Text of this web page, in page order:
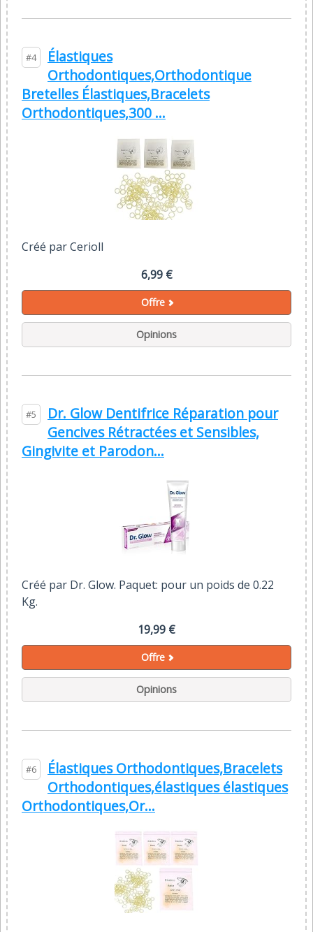
#4
Élastiques
Orthodontiques,Orthodontique
Bretelles Élastiques,Bracelets
Orthodontiques,300 ...
Créé par Cerioll
6,99 €
Offre
Opinions
#5
Dr. Glow Dentifrice Réparation pour
Gencives Rétractées et Sensibles,
Gingivite et Parodon...
Créé par Dr. Glow. Paquet: pour un poids de 0.22
Kg.
19,99 €
Offre
Opinions
#6
Élastiques Orthodontiques,Bracelets
Orthodontiques,élastiques élastiques
Orthodontiques,Or...